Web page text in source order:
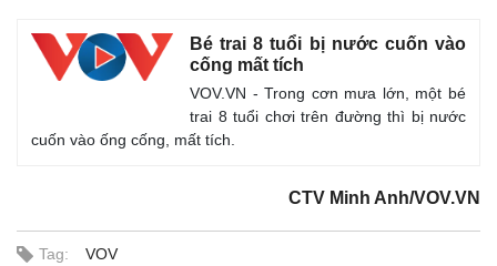
Bé trai 8 tuổi bị nước cuốn vào
cống mất tích
VOV.VN - Trong cơn mưa lớn, một bé
trai 8 tuổi chơi trên đường thì bị nước
cuốn vào ống cống, mất tích.
CTV Minh Anh/VOV.VN
Tag: VOV